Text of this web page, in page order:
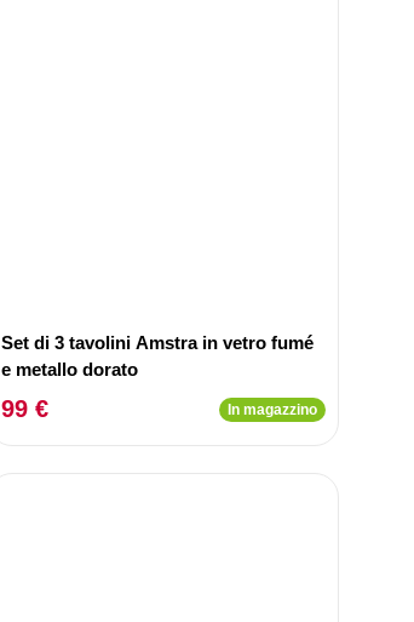
Set di 3 tavolini Amstra in vetro fumé
e metallo dorato
99 € In magazzino